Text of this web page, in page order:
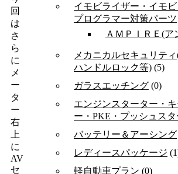
回
は
さ
ら
に
メ
ー
タ
ー
右
上
に
AV
セ
イモビライザー・イモ
プログラマー対策パーツ
ＡＭＰＩＲＥ(ア
メカニカルセキュリテ
ハンドルロック等) (5)
ガラスエッチング (0)
エンジンスターター・
ー・PKE・プッシュス
バッテリー＆アーシング
レディースパッケージ
軽自動車プラン (0)